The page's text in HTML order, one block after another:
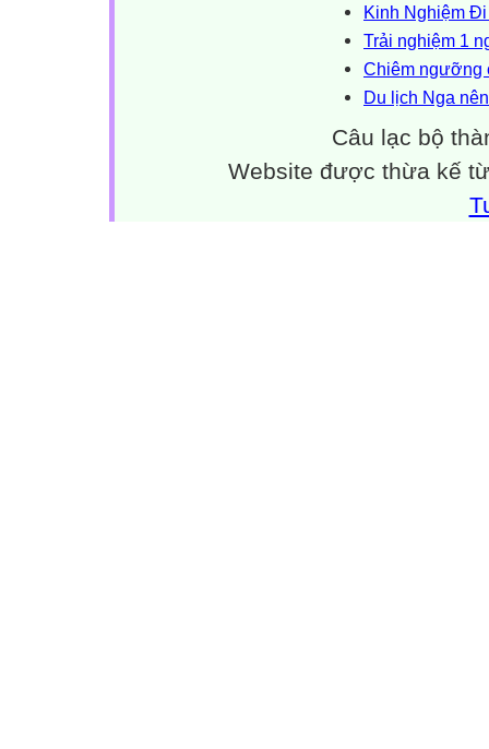
Kinh Nghiệm
Trải nghiệm 1
Chiêm ngưỡng
Du lịch Nga
Câu lạc bộ
Website được thừa kế